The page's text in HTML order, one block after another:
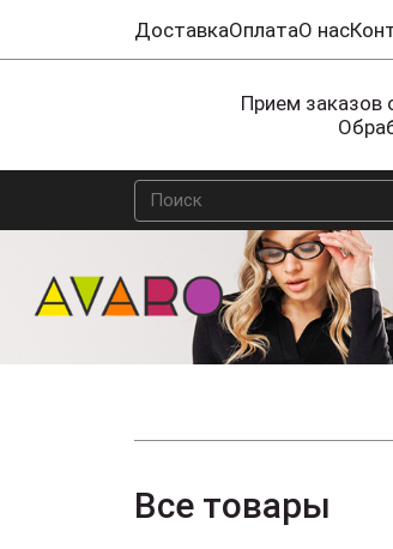
ДоставкаОплатаО нас
Прием заказов
Все товары